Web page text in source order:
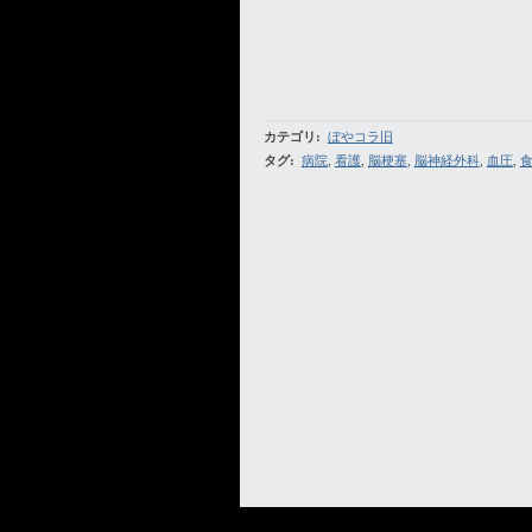
カテゴリ : ぼやコラ旧
タグ: 病院, 看護, 脳梗塞, 脳神経外科, 血圧,